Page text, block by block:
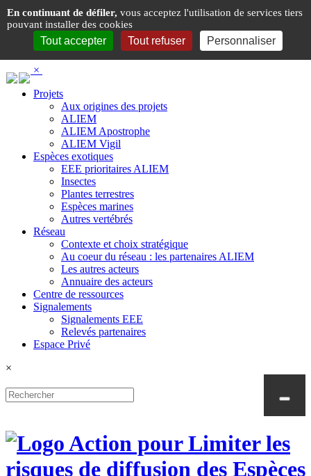
×
Projets
Aux origines des projets
ALIEM
ALIEM Apostrophe
ALIEM Vigil
Espèces exotiques
EEE prioritaires ALIEM
Insectes
Plantes terrestres
Espèces marines
Autres vertébrés
Réseau
Contexte et choix stratégique
Au coeur du réseau : les partenaires ALIEM
Les autres acteurs
Annuaire des acteurs
Centre de ressources
Signalements
Signalements EEE
Relevés partenaires
Espace Privé
×
Panneau de gestion des cookies
En continuant de défiler, vous acceptez l'utilisation de services tiers
pouvant installer des cookies
Tout accepter Tout refuser Personnaliser